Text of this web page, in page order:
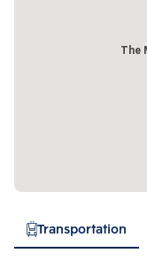
The
Transportation